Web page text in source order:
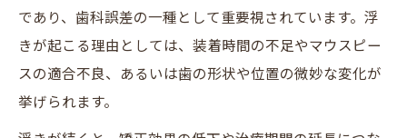
であり、歯科誤差の一種として重要視されています。浮
きが起こる理由としては、装着時間の不足やマウスピー
スの適合不良、あるいは歯の形状や位置の微妙な変化が
挙げられます。